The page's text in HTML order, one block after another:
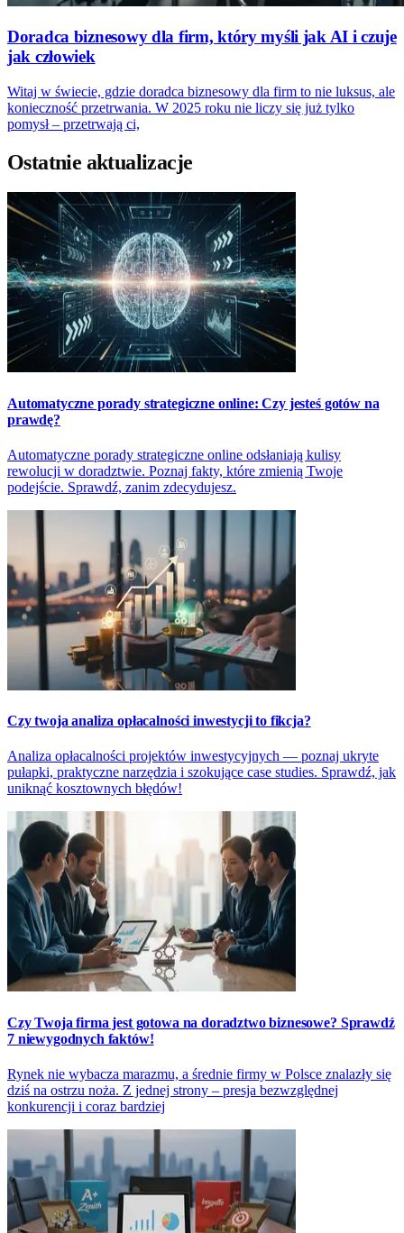
Doradca biznesowy dla firm, który myśli jak AI i czuje
jak człowiek
Witaj w świecie, gdzie doradca biznesowy dla firm to nie luksus, ale
konieczność przetrwania. W 2025 roku nie liczy się już tylko
pomysł – przetrwają ci,
Ostatnie aktualizacje
Automatyczne porady strategiczne online: Czy jesteś gotów na
prawdę?
Automatyczne porady strategiczne online odsłaniają kulisy
rewolucji w doradztwie. Poznaj fakty, które zmienią Twoje
podejście. Sprawdź, zanim zdecydujesz.
Czy twoja analiza opłacalności inwestycji to fikcja?
Analiza opłacalności projektów inwestycyjnych — poznaj ukryte
pułapki, praktyczne narzędzia i szokujące case studies. Sprawdź, jak
uniknąć kosztownych błędów!
Czy Twoja firma jest gotowa na doradztwo biznesowe? Sprawdź
7 niewygodnych faktów!
Rynek nie wybacza marazmu, a średnie firmy w Polsce znalazły się
dziś na ostrzu noża. Z jednej strony – presja bezwzględnej
konkurencji i coraz bardziej